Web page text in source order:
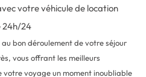
votre véhicule de location
24h/24
bon déroulement de votre séjour
vous offrant les meilleurs
voyage un moment inoubliable